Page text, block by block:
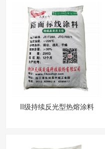
II级持续反光型热熔涂料